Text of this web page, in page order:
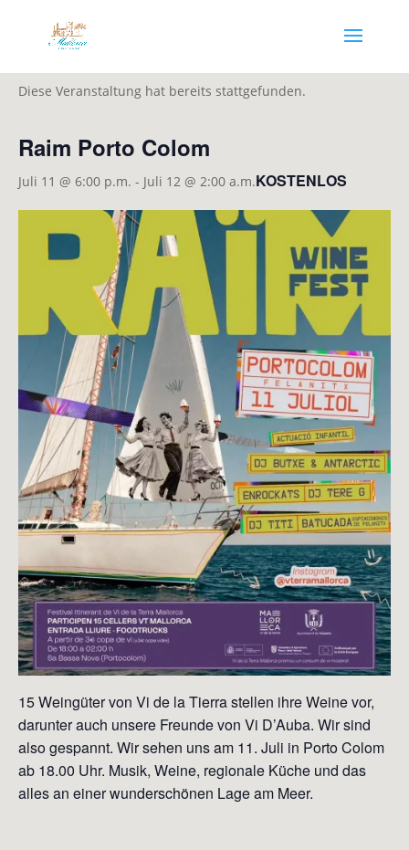
« Alle Veranstaltungen
Diese Veranstaltung hat bereits stattgefunden.
Raim Porto Colom
Juli 11 @ 6:00 p.m. - Juli 12 @ 2:00 a.m.KOSTENLOS
15 Weingüter von Vi de la Tierra stellen ihre Weine vor,
darunter auch unsere Freunde von Vi D’Auba. Wir sind
also gespannt. Wir sehen uns am 11. Juli in Porto Colom
ab 18.00 Uhr. Musik, Weine, regionale Küche und das
alles an einer wunderschönen Lage am Meer.